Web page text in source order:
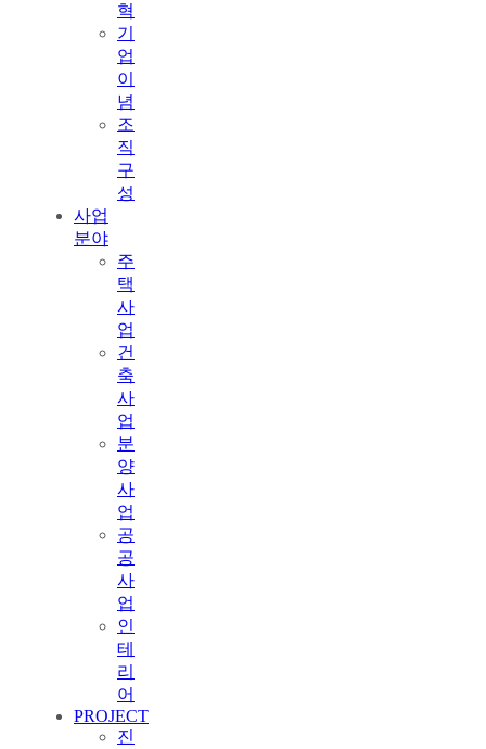
혁
기
업
이
념
조
직
구
성
사업
분야
주
택
사
업
건
축
사
업
분
양
사
업
공
공
사
업
인
테
리
어
PROJECT
진